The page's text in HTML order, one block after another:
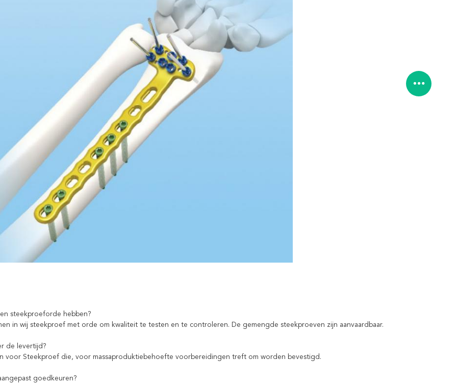
steekproeforde hebben?
in wij steekproef met orde om kwaliteit te testen en te controleren. De gemengde steekproeven zijn aanvaardbaar.
de levertijd?
voor Steekproef die, voor massaproduktiebehoefte voorbereidingen treft om worden bevestigd.
goedkeuren?